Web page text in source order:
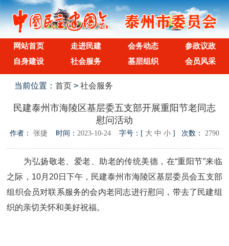
网站首页 走进民建 会务动态
参政议政
自身建设
社会服务 基层组织 会员风采
当前位置：首页 >社会服务
民建泰州市海陵区基层委五支部开展重阳节老同志
慰问活动
作者： 张捷 时间： 2023-10-24 字号：[ 大 中 小 ] 次数： 2790
为弘扬敬老、爱老、助老的传统美德，在“重阳节”来临
之际，10月20日下午，民建泰州市海陵区基层委员会五支部
组织会员对联系服务的会内老同志进行慰问，带去了民建组
织的亲切关怀和美好祝福。